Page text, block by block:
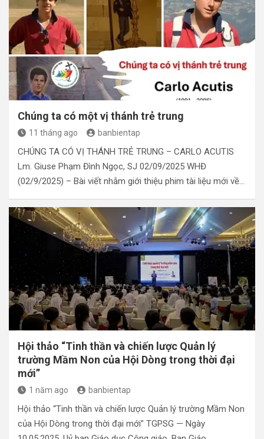
Chúng ta có một vị thánh trẻ trung
11 tháng ago banbientap
CHÚNG TA CÓ VỊ THÁNH TRẺ TRUNG – CARLO ACUTIS
Lm. Giuse Phạm Đình Ngọc, SJ 02/09/2025 WHĐ
(02/9/2025) – Bài viết nhằm giới thiệu phim tài liệu mới về…
Hội thảo “Tinh thần và chiến lược Quản lý
trường Mầm Non của Hội Dòng trong thời đại
mới”
1 năm ago banbientap
Hội thảo “Tinh thần và chiến lược Quản lý trường Mầm Non
của Hội Dòng trong thời đại mới” TGPSG — Ngày